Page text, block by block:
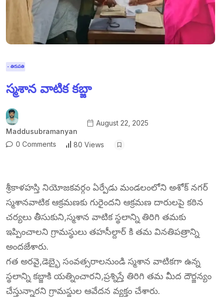
- తిరుపతి
స్మశాన వాటిక కబ్జా
Maddusubramanyan
August 22, 2025
0 Comments 80 Views
శ్రీకాళహస్తి నియోజకవర్గం ఏర్పేడు మండలంలోని అశోక్ నగర్
స్మశానవాటిక ఆక్రమణకు గురైందని ఆక్రమణ దారులపై కఠిన
చర్యలు తీసుకుని,స్మశాన వాటిక స్థలాన్ని తిరిగి తమకు
ఇప్పించాలని గ్రామస్థులు తహసీల్దార్ కి తమ వినతిపత్రాన్ని
అందజేశారు.
గత అరవై,డెబ్భై సంవత్సరాలనుండి స్మశాన వాటికగా ఉన్న
స్థలాన్ని కబ్జాకి యత్నించారని,ప్రశ్నిస్తే తిరిగి తమ మీద దౌర్జన్యం
చేస్తున్నారని గ్రామస్థుల ఆవేదన వ్యక్తం చేశారు.